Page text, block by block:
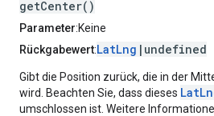
getCenter()
Parameter:Keine
Rückgabewert:LatLng |undefined
Gibt die Position zurück, die in der
wird. Beachten Sie, dass dieses
umschlossen ist. Weitere